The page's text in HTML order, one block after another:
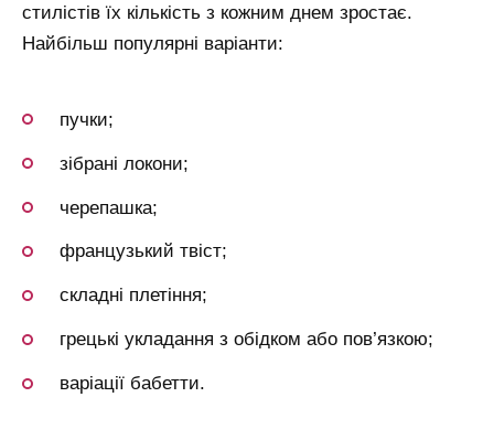
стилістів їх кількість з кожним днем зростає.
Найбільш популярні варіанти:
пучки;
зібрані локони;
черепашка;
французький твіст;
складні плетіння;
грецькі укладання з обідком або пов’язкою;
варіації бабетти.